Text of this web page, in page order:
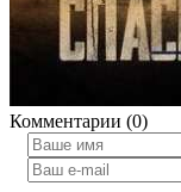
Комментарии (0)